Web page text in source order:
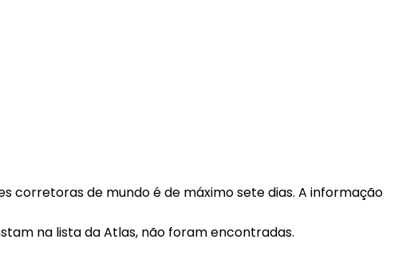
corretoras de mundo é de máximo sete dias. A informação